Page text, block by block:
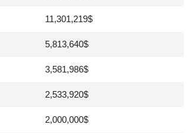
11,301,219$
5,813,640$
3,581,986$
2,533,920$
2,000,000$